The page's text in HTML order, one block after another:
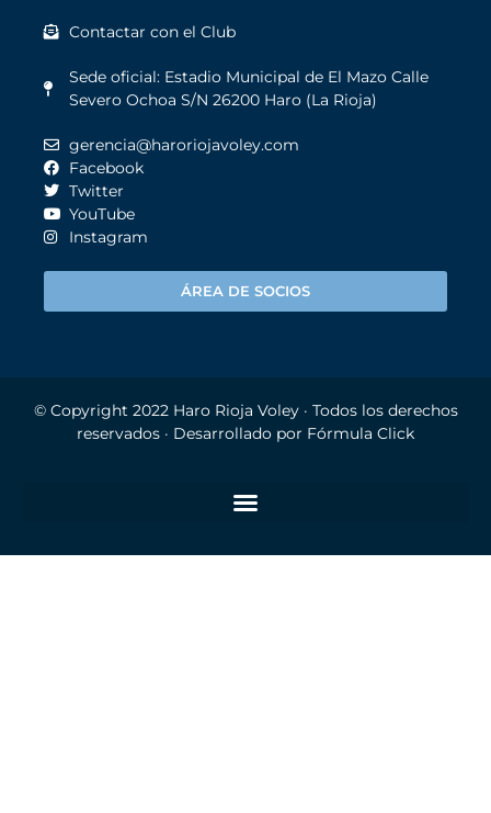
Contactar con el Club
Sede oficial: Estadio Municipal de El Mazo Calle
Severo Ochoa S/N 26200 Haro (La Rioja)
gerencia@haroriojavoley.com
Facebook
Twitter
YouTube
Instagram
ÁREA DE SOCIOS
© Copyright 2022 Haro Rioja Voley· Todos los derechos
reservados · Desarrollado por Fórmula Click